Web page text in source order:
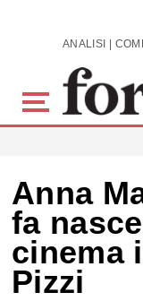
Skip to main
Anna
fa
cinema
Pizzi